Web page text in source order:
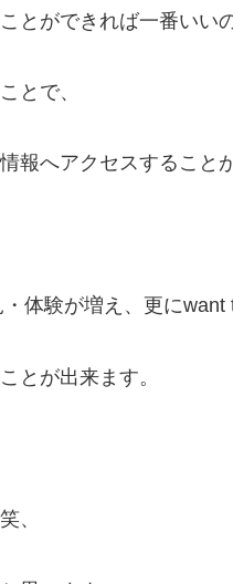
とができれば一番いい
とで、
報へアクセスすること
体験が増え、更にwant
とが出来ます。
、